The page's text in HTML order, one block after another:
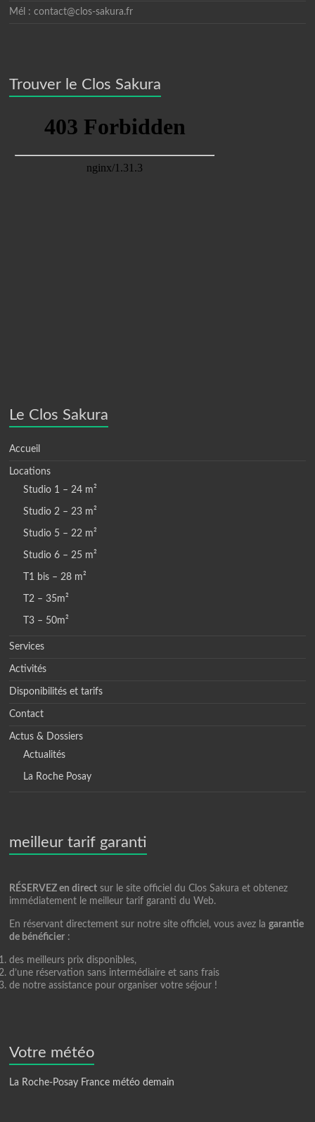
Mél : contact@clos-sakura.fr
Trouver le Clos Sakura
Le Clos Sakura
Accueil
Locations
Studio 1 – 24 m²
Studio 2 – 23 m²
Studio 5 – 22 m²
Studio 6 – 25 m²
T1 bis – 28 m²
T2 – 35m²
T3 – 50m²
Services
Activités
Disponibilités et tarifs
Contact
Actus & Dossiers
Actualités
La Roche Posay
meilleur tarif garanti
RÉSERVEZ en direct sur le site officiel du Clos Sakura et obtenez
immédiatement le meilleur tarif garanti du Web.
En réservant directement sur notre site officiel, vous avez lagarantie
de bénéficier :
des meilleurs prix disponibles,
d’une réservation sans intermédiaire et sans frais
de notre assistance pour organiser votre séjour !
Votre météo
La Roche-Posay France météo demain